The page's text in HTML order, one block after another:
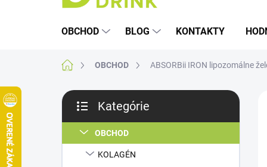
OBCHOD BLOG KONTAKTY
DomovOBCHOD ABSORBii IRON lipozomálne
B
č
ý
kategórie
Kategórie
OBCHOD
KOLAGÉN